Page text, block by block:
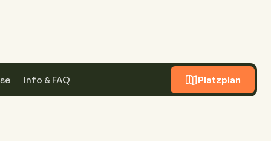
Info & FAQ Platzplan